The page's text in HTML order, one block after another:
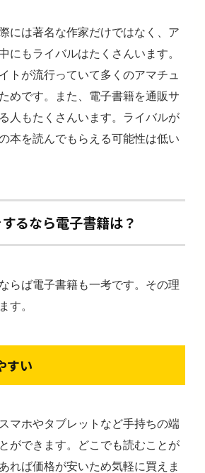
には著名な作家だけではなく、ア
にもライバルはたくさんいます。
トが流行っていて多くのアマチュ
めです。また、電子書籍を通販サ
人もたくさんいます。ライバルが
本を読んでもらえる可能性は低い
るなら電子書籍は？
らば電子書籍も一考です。その理
す。
すい
マホやタブレットなど手持ちの端
ができます。どこでも読むことが
れば価格が安いため気軽に買えま